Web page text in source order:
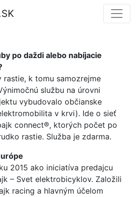
po daždi alebo nabíjacie
rastie, k tomu samozrejme
službu na úrovni
vybudovalo občianske
v krvi). Ide o sieť
connect®, ktorých počet po
rastie. Služba je zdarma.
2015 ako iniciatíva predajcu
– Svet elektrobicyklov. Založili
racing a hlavným účelom